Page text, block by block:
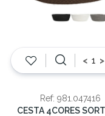
< >
Ref: 981.047416